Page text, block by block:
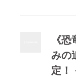
《
みの
定！